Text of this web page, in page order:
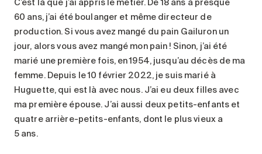
C’est là que j’ai appris le métier. De 18 ans à presque
60 ans, j’ai été boulanger et même directeur de
production. Si vous avez mangé du pain Gailuron un
jour, alors vous avez mangé mon pain ! Sinon, j’ai été
marié une première fois, en 1954, jusqu’au décès de ma
femme. Depuis le 10 février 2022, je suis marié à
Huguette, qui est là avec nous. J’ai eu deux filles avec
ma première épouse. J’ai aussi deux petits-enfants et
quatre arrière-petits-enfants, dont le plus vieux a
5 ans.